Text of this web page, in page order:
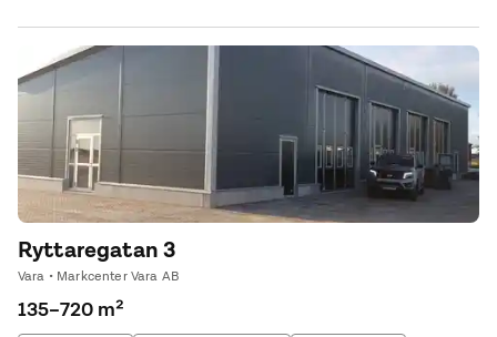
Ryttaregatan 3
Vara • Markcenter Vara AB
135–720 m²